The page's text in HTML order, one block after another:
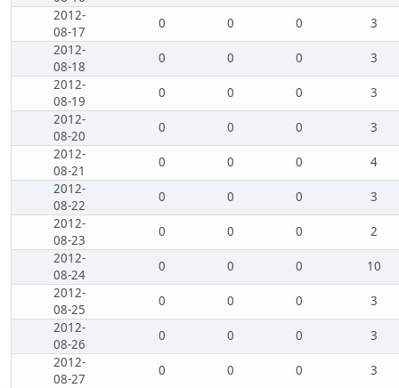
2012-
08-17
0 0 0
3
2012-
08-18
0 0 0
3
2012-
08-19
0 0 0
3
2012-
08-20
0 0 0
3
2012-
08-21
0 0 0
4
2012-
08-22
0 0 0
3
2012-
08-23
0 0 0
2
2012-
08-24
0 0 0
10
2012-
08-25
0 0 0
3
2012-
08-26
0 0 0
3
2012-
08-27
0 0 0
3